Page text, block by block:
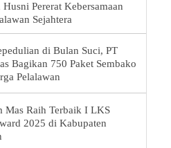
Pererat Kebersamaan
Sejahtera
di Bulan Suci, PT
Bagikan 750 Paket Sembako
Pelalawan
Mas Raih Terbaik I LKS
2025 di Kabupaten